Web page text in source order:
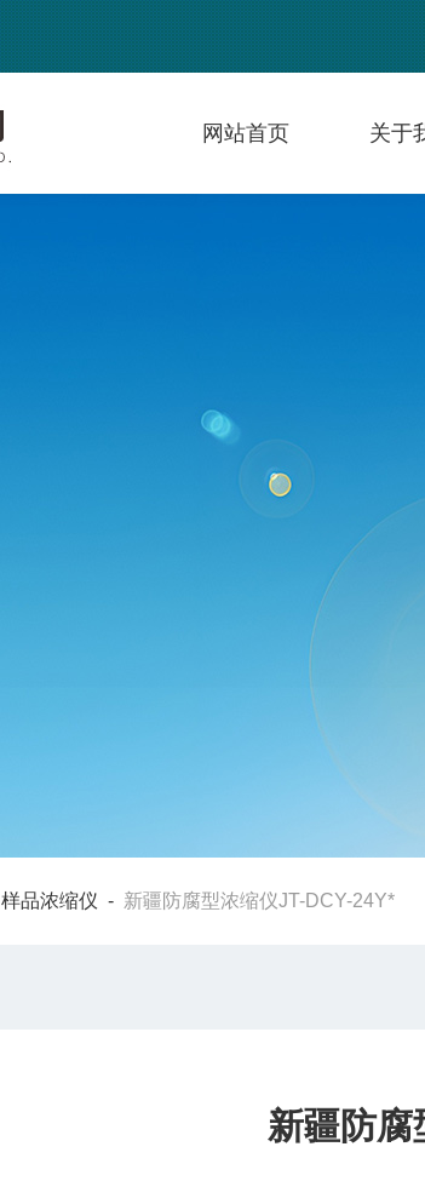
网站首页 关于
样品浓缩仪 - 新疆防腐型浓缩仪JT-DCY-24Y*
新疆防腐